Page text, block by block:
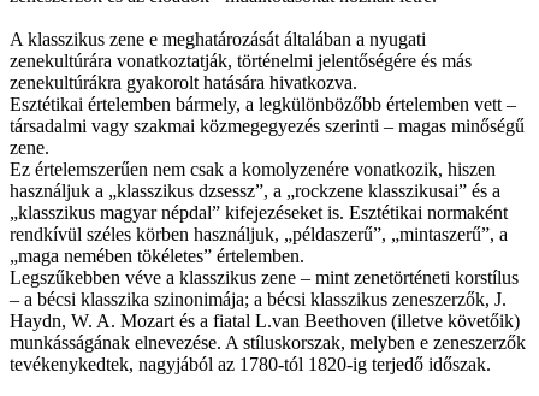
A klasszikus zene e meghatározását általában a nyugati
zenekultúrára vonatkoztatják, történelmi jelentőségére és más
zenekultúrákra gyakorolt hatására hivatkozva.
Esztétikai értelemben bármely, a legkülönbözőbb értelemben vett –
társadalmi vagy szakmai közmegegyezés szerinti – magas minőségű
zene.
Ez értelemszerűen nem csak a komolyzenére vonatkozik, hiszen
használjuk a „klasszikus dzsessz”, a „rockzene klasszikusai” és a
„klasszikus magyar népdal” kifejezéseket is. Esztétikai normaként
rendkívül széles körben használjuk, „példaszerű”, „mintaszerű”, a
„maga nemében tökéletes” értelemben.
Legszűkebben véve a klasszikus zene – mint zenetörténeti korstílus
– a bécsi klasszika szinonimája; a bécsi klasszikus zeneszerzők, J.
Haydn, W. A. Mozart és a fiatal L.van Beethoven (illetve követőik)
munkásságának elnevezése. A stíluskorszak, melyben e zeneszerzők
tevékenykedtek, nagyjából az 1780-tól 1820-ig terjedő időszak.